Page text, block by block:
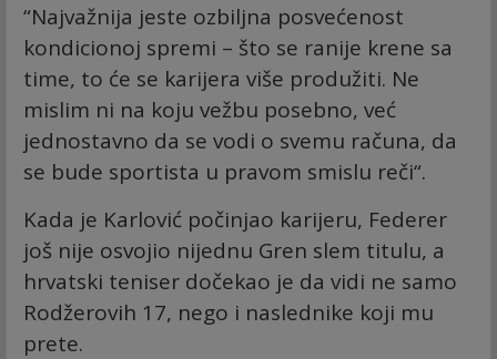
“Najvažnija jeste ozbiljna posvećenost
kondicionoj spremi – što se ranije krene sa
time, to će se karijera više produžiti. Ne
mislim ni na koju vežbu posebno, već
jednostavno da se vodi o svemu računa, da
se bude sportista u pravom smislu reči“.
Kada je Karlović počinjao karijeru, Federer
još nije osvojio nijednu Gren slem titulu, a
hrvatski teniser dočekao je da vidi ne samo
Rodžerovih 17, nego i naslednike koji mu
prete.